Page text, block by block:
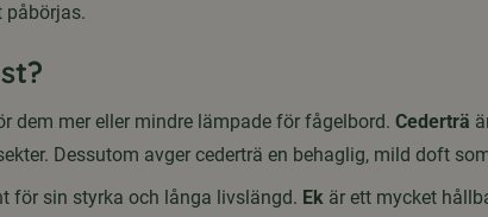
påbörjas.
dem mer eller mindre lämpade för fågelbord. Cederträ
Dessutom avger cederträ en behaglig, mild doft
för sin styrka och långa livslängd. Ek är ett mycket